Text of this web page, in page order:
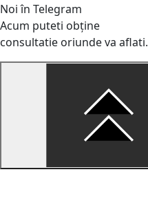
Noi în Telegram
Acum puteti obține
consultatie oriunde va aflati.